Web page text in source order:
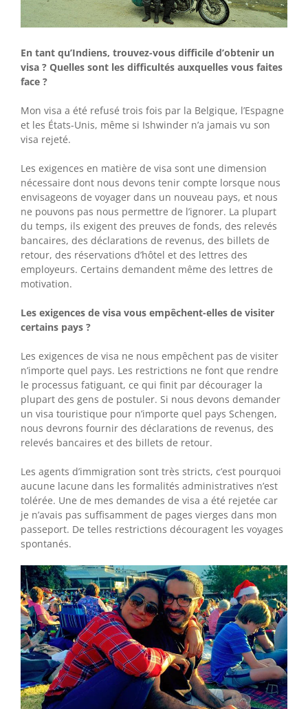
En tant qu’Indiens, trouvez-vous difficile d’obtenir un
visa ? Quelles sont les difficultés auxquelles vous faites
face ?
Mon visa a été refusé trois fois par la Belgique, l’Espagne
et les États-Unis, même si Ishwinder n’a jamais vu son
visa rejeté.
Les exigences en matière de visa sont une dimension
nécessaire dont nous devons tenir compte lorsque nous
envisageons de voyager dans un nouveau pays, et nous
ne pouvons pas nous permettre de l’ignorer. La plupart
du temps, ils exigent des preuves de fonds, des relevés
bancaires, des déclarations de revenus, des billets de
retour, des réservations d’hôtel et des lettres des
employeurs. Certains demandent même des lettres de
motivation.
Les exigences de visa vous empêchent-elles de visiter
certains pays ?
Les exigences de visa ne nous empêchent pas de visiter
n’importe quel pays. Les restrictions ne font que rendre
le processus fatiguant, ce qui finit par décourager la
plupart des gens de postuler. Si nous devons demander
un visa touristique pour n’importe quel pays Schengen,
nous devrons fournir des déclarations de revenus, des
relevés bancaires et des billets de retour.
Les agents d’immigration sont très stricts, c’est pourquoi
aucune lacune dans les formalités administratives n’est
tolérée. Une de mes demandes de visa a été rejetée car
je n’avais pas suffisamment de pages vierges dans mon
passeport. De telles restrictions découragent les voyages
spontanés.